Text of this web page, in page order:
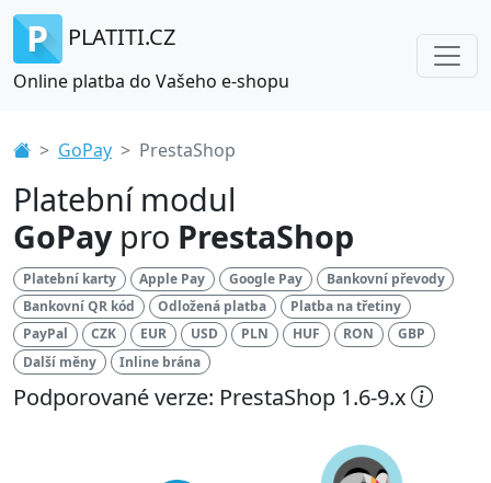
PLATITI.CZ
Online platba do Vašeho e-shopu
GoPay PrestaShop
Platební modul
GoPaypro PrestaShop
Platební karty Apple Pay Google Pay
Bankovní převody
Bankovní QR kód
Odložená platba
Platba na třetiny
PayPal
CZK EUR USD PLN HUF RON
GBP
Další měny
Inline brána
Podporované verze: PrestaShop 1.6-9.x